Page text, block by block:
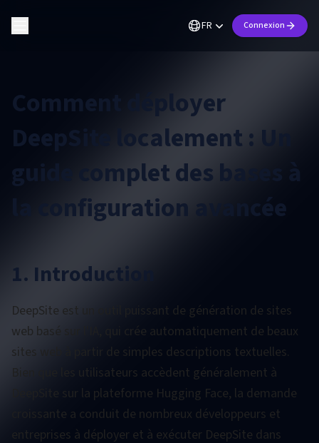
FR Connexion
Comment déployer
DeepSite localement : Un
guide complet des bases à
la configuration avancée
1. Introduction
DeepSite est un outil puissant de génération de sites
web basé sur l'IA, qui crée automatiquement de beaux
sites web à partir de simples descriptions textuelles.
Bien que les utilisateurs accèdent généralement à
DeepSite sur la plateforme Hugging Face, la demande
croissante a conduit de nombreux développeurs et
entreprises à déployer et à exécuter DeepSite dans